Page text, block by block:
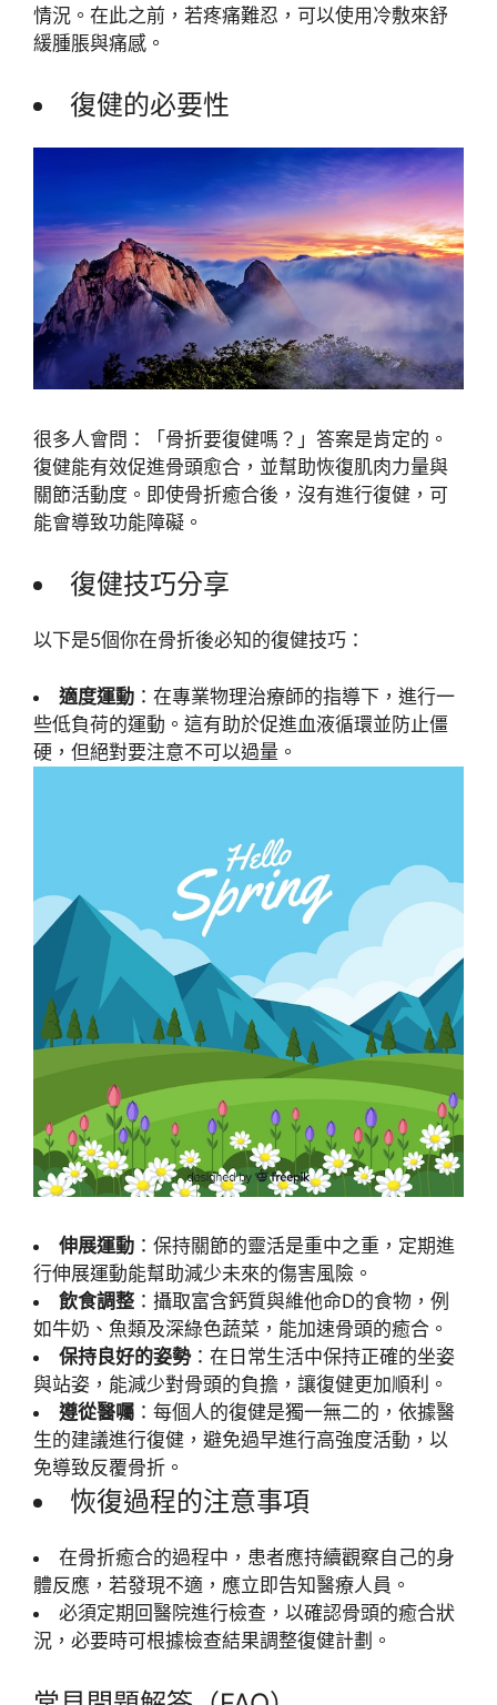
情況。在此之前，若疼痛難忍，可以使用冷敷來舒
緩腫脹與痛感。
復健的必要性
很多人會問：「骨折要復健嗎？」答案是肯定的。
復健能有效促進骨頭愈合，並幫助恢復肌肉力量與
關節活動度。即使骨折癒合後，沒有進行復健，可
能會導致功能障礙。
復健技巧分享
以下是5個你在骨折後必知的復健技巧：
適度運動 ：在專業物理治療師的指導下，進行一
些低負荷的運動。這有助於促進血液循環並防止僵
硬，但絕對要注意不可以過量。
伸展運動 ：保持關節的靈活是重中之重，定期進
行伸展運動能幫助減少未來的傷害風險。
飲食調整 ：攝取富含鈣質與維他命D的食物，例
如牛奶、魚類及深綠色蔬菜，能加速骨頭的癒合。
保持良好的姿勢：在日常生活中保持正確的坐姿
與站姿，能減少對骨頭的負擔，讓復健更加順利。
遵從醫囑 ：每個人的復健是獨一無二的，依據醫
生的建議進行復健，避免過早進行高強度活動，以
免導致反覆骨折。
恢復過程的注意事項
在骨折癒合的過程中，患者應持續觀察自己的身
體反應，若發現不適，應立即告知醫療人員。
必須定期回醫院進行檢查，以確認骨頭的癒合狀
況，必要時可根據檢查結果調整復健計劃。